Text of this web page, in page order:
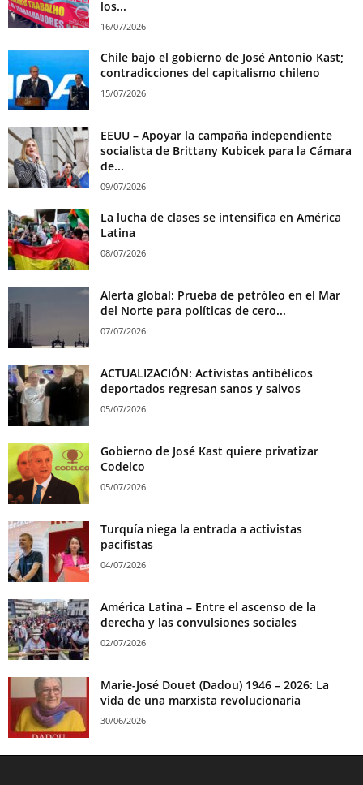
los...
16/07/2026
Chile bajo el gobierno de José Antonio Kast;
contradicciones del capitalismo chileno
15/07/2026
EEUU – Apoyar la campaña independiente
socialista de Brittany Kubicek para la Cámara
de...
09/07/2026
La lucha de clases se intensifica en América
Latina
08/07/2026
Alerta global: Prueba de petróleo en el Mar
del Norte para políticas de cero...
07/07/2026
ACTUALIZACIÓN: Activistas antibélicos
deportados regresan sanos y salvos
05/07/2026
Gobierno de José Kast quiere privatizar
Codelco
05/07/2026
Turquía niega la entrada a activistas
pacifistas
04/07/2026
América Latina – Entre el ascenso de la
derecha y las convulsiones sociales
02/07/2026
Marie-José Douet (Dadou) 1946 – 2026: La
vida de una marxista revolucionaria
30/06/2026